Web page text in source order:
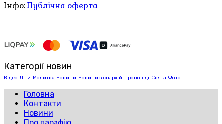
Інфо:Публічна оферта
Категорії новин
Відео Діти Молитва Новини Новини з єпархій Проповіді Свята Фото
Головна
Контакти
Новини